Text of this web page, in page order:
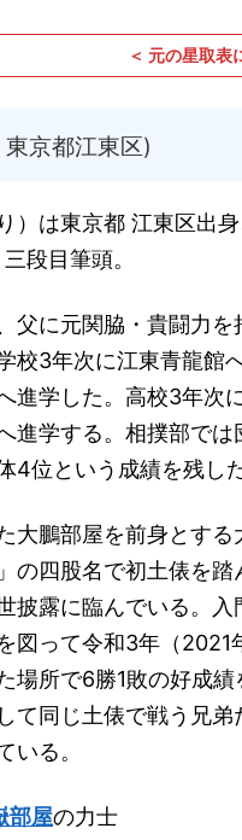
＜ 元の星取表
京都江東区)
は東京都 江東区出身
段目筆頭。
父に元関脇・貴闘力
校3年次に江東青龍館
進学した。高校3年次
進学する。相撲部で
4位という成績を残した
大鵬部屋を前身とす
の四股名で初土俵を
披露に臨んでいる。
図って令和3年（
場所で6勝1敗の好成
て同じ土俵で戦う兄
いる。
部屋の力士